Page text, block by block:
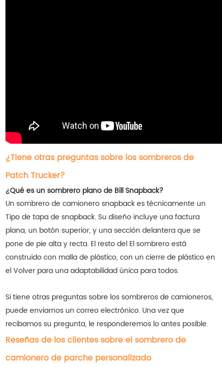
¿Tiene otras preguntas sobre los sombreros de
Patch Trucker?
¿Qué es un sombrero plano de Bill Snapback?
Un sombrero de camionero snapback es técnicamente un
Tipo de tapa de snapback. Su diseño incluye una factura
plana, un botón superior, y una sección delantera que se
pone de pie alta y recta. El resto del El sombrero está
construido con malla de plástico, con un cierre de plástico en
el Volver para una adaptabilidad única para todos.
Si tiene otras preguntas sobre los sombreros de camioneros,
puede enviarnos un correo electrónico. Una vez que
recibamos su pregunta, le responderemos lo antes posible.
Reseñas de los clientes sobre el sombrero de
camionero de parche personalizado